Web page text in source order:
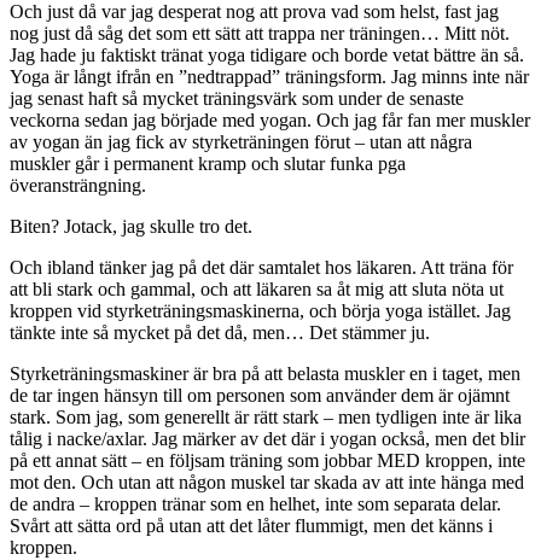
Och just då var jag desperat nog att prova vad som helst, fast jag
nog just då såg det som ett sätt att trappa ner träningen… Mitt nöt.
Jag hade ju faktiskt tränat yoga tidigare och borde vetat bättre än så.
Yoga är långt ifrån en ”nedtrappad” träningsform. Jag minns inte när
jag senast haft så mycket träningsvärk som under de senaste
veckorna sedan jag började med yogan. Och jag får fan mer muskler
av yogan än jag fick av styrketräningen förut – utan att några
muskler går i permanent kramp och slutar funka pga
överansträngning.
Biten? Jotack, jag skulle tro det.
Och ibland tänker jag på det där samtalet hos läkaren. Att träna för
att bli stark och gammal, och att läkaren sa åt mig att sluta nöta ut
kroppen vid styrketräningsmaskinerna, och börja yoga istället. Jag
tänkte inte så mycket på det då, men… Det stämmer ju.
Styrketräningsmaskiner är bra på att belasta muskler en i taget, men
de tar ingen hänsyn till om personen som använder dem är ojämnt
stark. Som jag, som generellt är rätt stark – men tydligen inte är lika
tålig i nacke/axlar. Jag märker av det där i yogan också, men det blir
på ett annat sätt – en följsam träning som jobbar MED kroppen, inte
mot den. Och utan att någon muskel tar skada av att inte hänga med
de andra – kroppen tränar som en helhet, inte som separata delar.
Svårt att sätta ord på utan att det låter flummigt, men det känns i
kroppen.